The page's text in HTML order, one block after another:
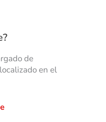
de
en el